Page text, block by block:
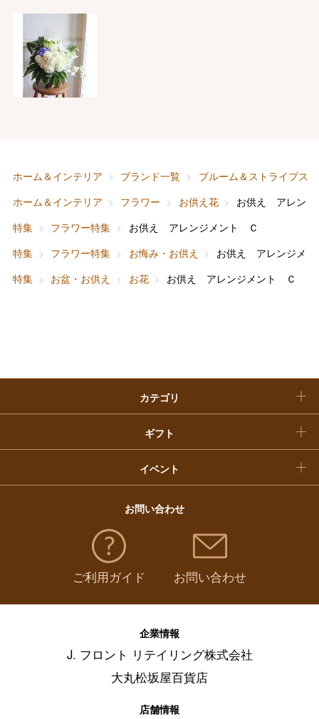
ホーム＆インテリア ブランド一覧
ブルーム＆ストライプス
ホーム＆インテリア
フラワー お供え花
お供え アレン
特集
フラワー特集
お供え アレンジメント Ｃ
特集
フラワー特集 お悔み・お供え
お供え アレンジメ
特集
お盆・お供え お花 お供え アレンジメント Ｃ
カテゴリ
ファッション
ホーム＆インテリア
ベビー＆キッズ
ギフト
出産内祝い
結婚内祝い
お香典返し
快気祝い
イベント
父の日
お中元
敬老の日
福袋
お問い合わせ
ご利用ガイド お問い合わせ
企業情報
J. フロント リテイリング株式会社
大丸松坂屋百貨店
店舗情報